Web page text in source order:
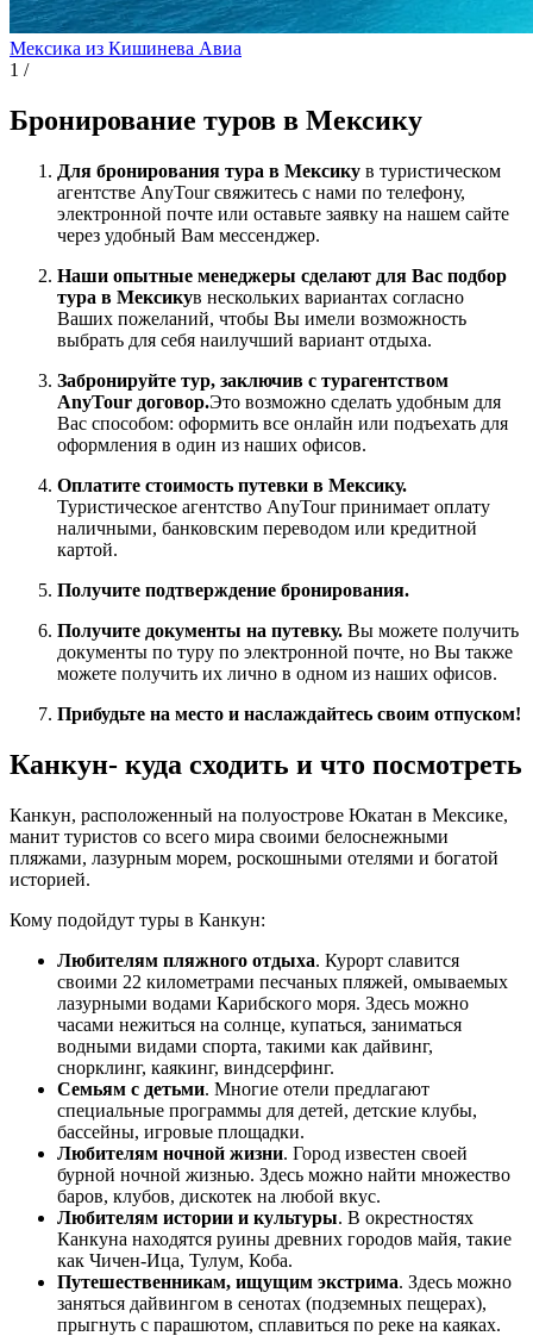
Мексика из Кишинева Авиа
1 /
Бронирование туров в Мексику
Для бронирования тура в Мексику в туристическом
агентстве AnyTour свяжитесь с нами по телефону,
электронной почте или оставьте заявку на нашем сайте
через удобный Вам мессенджер.
Наши опытные менеджеры сделают для Вас подбор
тура в Мексикув нескольких вариантах согласно
Ваших пожеланий, чтобы Вы имели возможность
выбрать для себя наилучший вариант отдыха.
Забронируйте тур, заключив с турагентством
AnyTour договор.Это возможно сделать удобным для
Вас способом: оформить все онлайн или подъехать для
оформления в один из наших офисов.
Оплатите стоимость путевки в Мексику.
Туристическое агентство AnyTour принимает оплату
наличными, банковским переводом или кредитной
картой.
Получите подтверждение бронирования.
Получите документы на путевку. Вы можете получить
документы по туру по электронной почте, но Вы также
можете получить их лично в одном из наших офисов.
Прибудьте на место и наслаждайтесь своим отпуском!
Канкун- куда сходить и что посмотреть
Канкун, расположенный на полуострове Юкатан в Мексике,
манит туристов со всего мира своими белоснежными
пляжами, лазурным морем, роскошными отелями и богатой
историей.
Кому подойдут туры в Канкун:
Любителям пляжного отдыха. Курорт славится
своими 22 километрами песчаных пляжей, омываемых
лазурными водами Карибского моря. Здесь можно
часами нежиться на солнце, купаться, заниматься
водными видами спорта, такими как дайвинг,
снорклинг, каякинг, виндсерфинг.
Семьям с детьми. Многие отели предлагают
специальные программы для детей, детские клубы,
бассейны, игровые площадки.
Любителям ночной жизни. Город известен своей
бурной ночной жизнью. Здесь можно найти множество
баров, клубов, дискотек на любой вкус.
Любителям истории и культуры. В окрестностях
Канкуна находятся руины древних городов майя, такие
как Чичен-Ица, Тулум, Коба.
Путешественникам, ищущим экстрима. Здесь можно
заняться дайвингом в сенотах (подземных пещерах),
прыгнуть с парашютом, сплавиться по реке на каяках.